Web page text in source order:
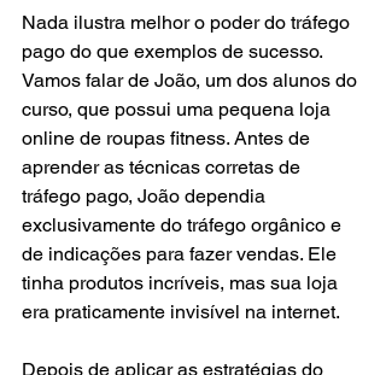
Nada ilustra melhor o poder do tráfego
pago do que exemplos de sucesso.
Vamos falar de João, um dos alunos do
curso, que possui uma pequena loja
online de roupas fitness. Antes de
aprender as técnicas corretas de
tráfego pago, João dependia
exclusivamente do tráfego orgânico e
de indicações para fazer vendas. Ele
tinha produtos incríveis, mas sua loja
era praticamente invisível na internet.
Depois de aplicar as estratégias do